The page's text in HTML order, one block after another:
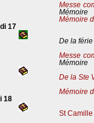
Messe
Mémoire
Mémoire
17
De la férie
Messe
Mémoire
De la Ste
Mémoire
18
St